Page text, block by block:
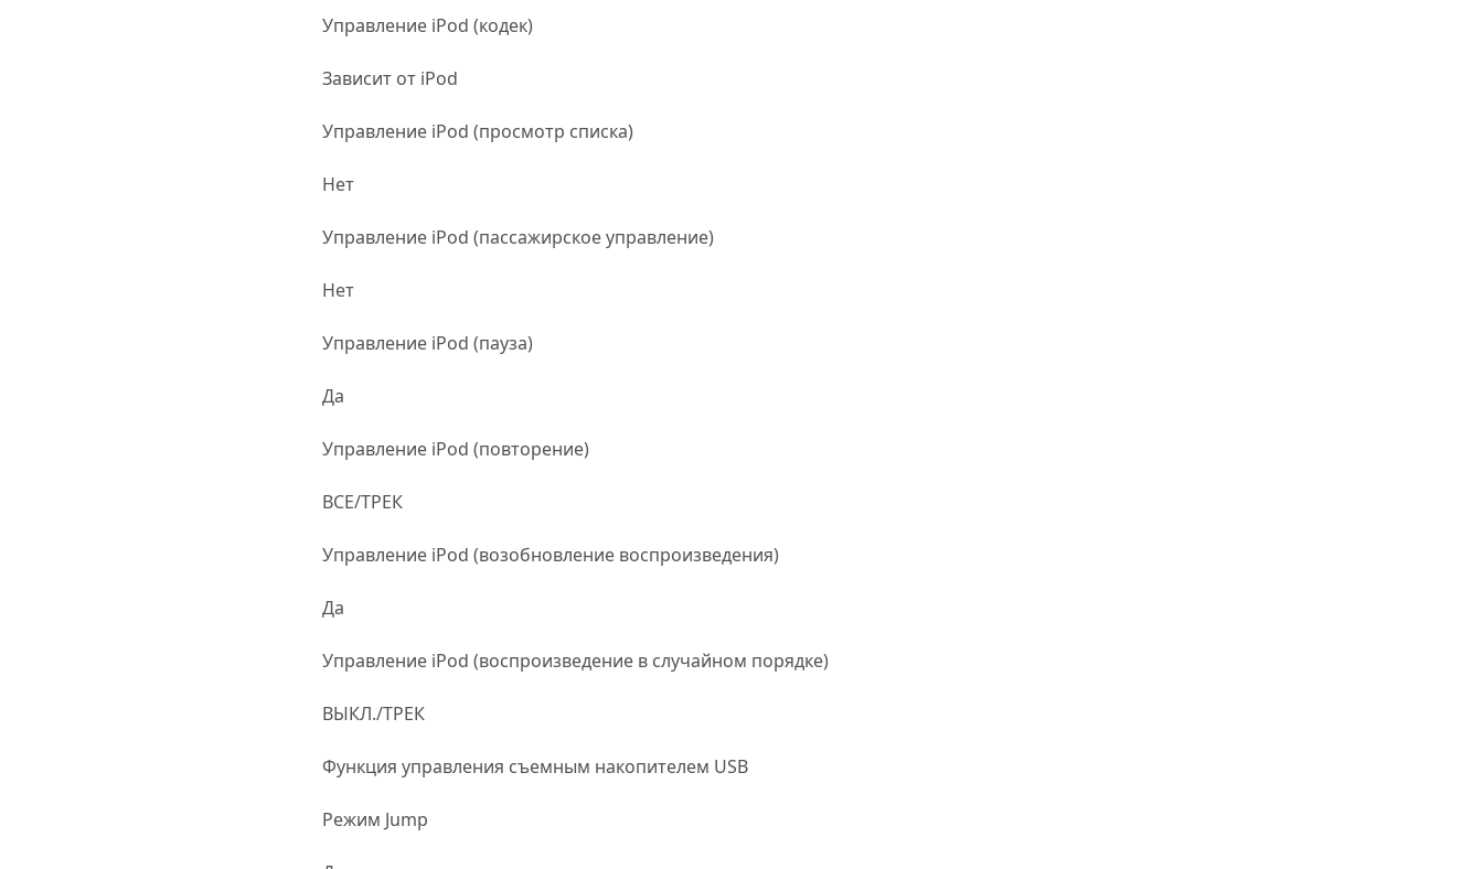
Управление iPod (кодек)
Зависит от iPod
Управление iPod (просмотр списка)
Нет
Управление iPod (пассажирское управление)
Нет
Управление iPod (пауза)
Да
Управление iPod (повторение)
ВСЕ/ТРЕК
Управление iPod (возобновление воспроизведения)
Да
Управление iPod (воспроизведение в случайном порядке)
ВЫКЛ./ТРЕК
Функция управления съемным накопителем USB
Режим Jump